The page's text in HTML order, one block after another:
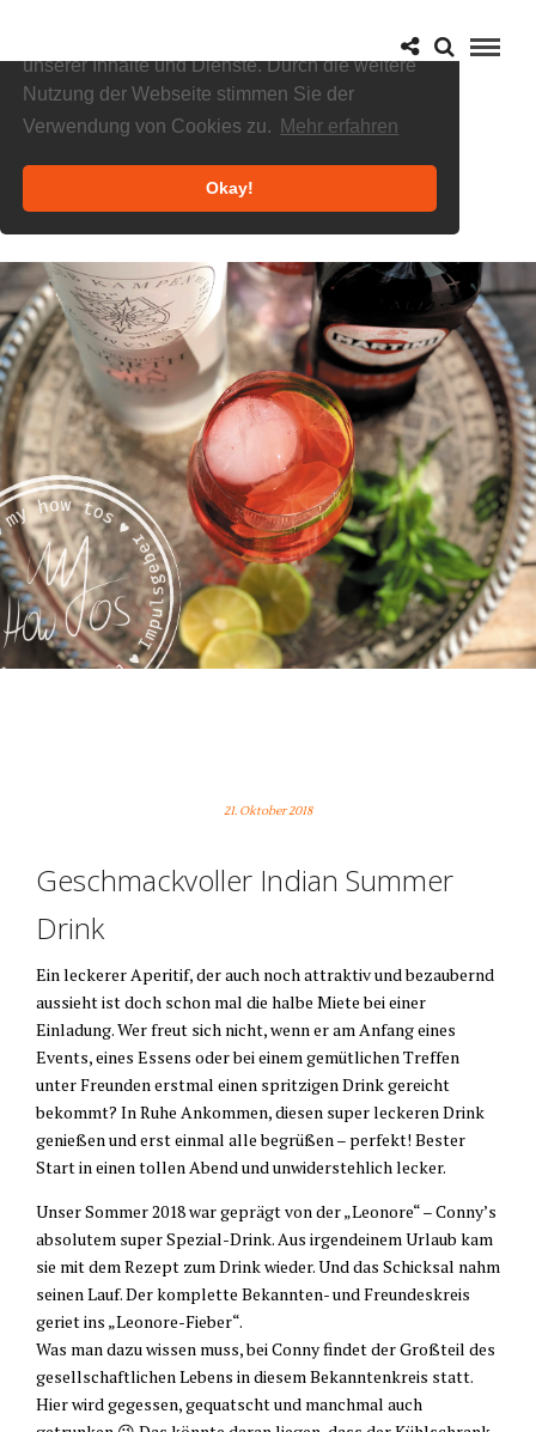
unserer Inhalte und Dienste. Durch die weitere
Nutzung der Webseite stimmen Sie der
Verwendung von Cookies zu.
Mehr erfahren
Okay!
21. Oktober 2018
Geschmackvoller Indian Summer
Drink
Ein leckerer Aperitif, der auch noch attraktiv und bezaubernd
aussieht ist doch schon mal die halbe Miete bei einer
Einladung. Wer freut sich nicht, wenn er am Anfang eines
Events, eines Essens oder bei einem gemütlichen Treffen
unter Freunden erstmal einen spritzigen Drink gereicht
bekommt? In Ruhe Ankommen, diesen super leckeren Drink
genießen und erst einmal alle begrüßen – perfekt! Bester
Start in einen tollen Abend und unwiderstehlich lecker.
Unser Sommer 2018 war geprägt von der „Leonore“ – Conny’s
absolutem super Spezial-Drink. Aus irgendeinem Urlaub kam
sie mit dem Rezept zum Drink wieder. Und das Schicksal nahm
seinen Lauf. Der komplette Bekannten- und Freundeskreis
geriet ins „Leonore-Fieber“.
Was man dazu wissen muss, bei Conny findet der Großteil des
gesellschaftlichen Lebens in diesem Bekanntenkreis statt.
Hier wird gegessen, gequatscht und manchmal auch